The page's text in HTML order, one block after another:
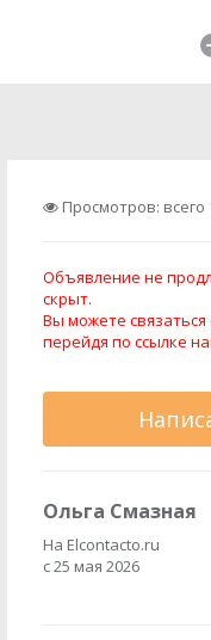
Просмотров: всего
Объявление не
скрыт.
Вы можете
перейдя по ссылке
Ольга Смазная
На Elcontacto.ru
с 25 мая 2026